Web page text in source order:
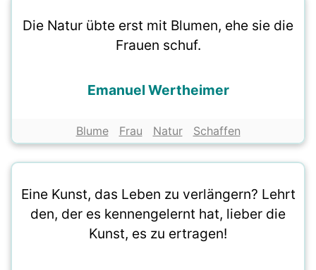
Die Natur übte erst mit Blumen, ehe sie die
Frauen schuf.
Emanuel Wertheimer
Blume Frau Natur Schaffen
Eine Kunst, das Leben zu verlängern? Lehrt
den, der es kennengelernt hat, lieber die
Kunst, es zu ertragen!